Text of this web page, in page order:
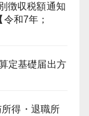
徴収税額通知
和7年；
定基礎届出方
得・退職所